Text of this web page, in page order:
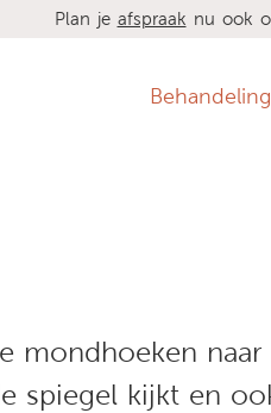
Plan je afspraak nu ook
mondhoeken
spiegel kijkt en